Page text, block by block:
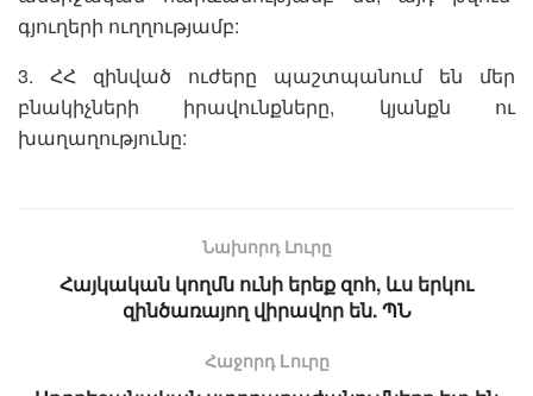
գյուղերի ուղղությամբ:
3. ՀՀ զինված ուժերը պաշտպանում են մեր
բնակիչների իրավունքները, կյանքն ու
խաղաղությունը:
Նախորդ Լուրը
Հայկական կողմն ունի երեք զոհ, ևս երկու
զինծառայող վիրավոր են. ՊՆ
Հաջորդ Lուրը